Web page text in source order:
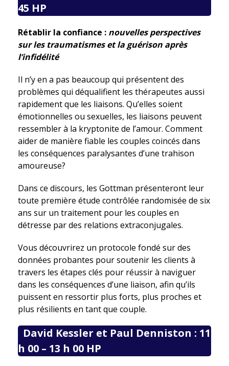
45 HP
Rétablir la confiance : nouvelles perspectives
sur les traumatismes et la guérison après
l’infidélité
Il n’y en a pas beaucoup qui présentent des
problèmes qui déqualifient les thérapeutes aussi
rapidement que les liaisons. Qu’elles soient
émotionnelles ou sexuelles, les liaisons peuvent
ressembler à la kryptonite de l’amour. Comment
aider de manière fiable les couples coincés dans
les conséquences paralysantes d’une trahison
amoureuse?
Dans ce discours, les Gottman présenteront leur
toute première étude contrôlée randomisée de six
ans sur un traitement pour les couples en
détresse par des relations extraconjugales.
Vous découvrirez un protocole fondé sur des
données probantes pour soutenir les clients à
travers les étapes clés pour réussir à naviguer
dans les conséquences d’une liaison, afin qu’ils
puissent en ressortir plus forts, plus proches et
plus résilients en tant que couple.
David Kessler et Paul Denniston : 11
h 00 – 13 h 00 HP